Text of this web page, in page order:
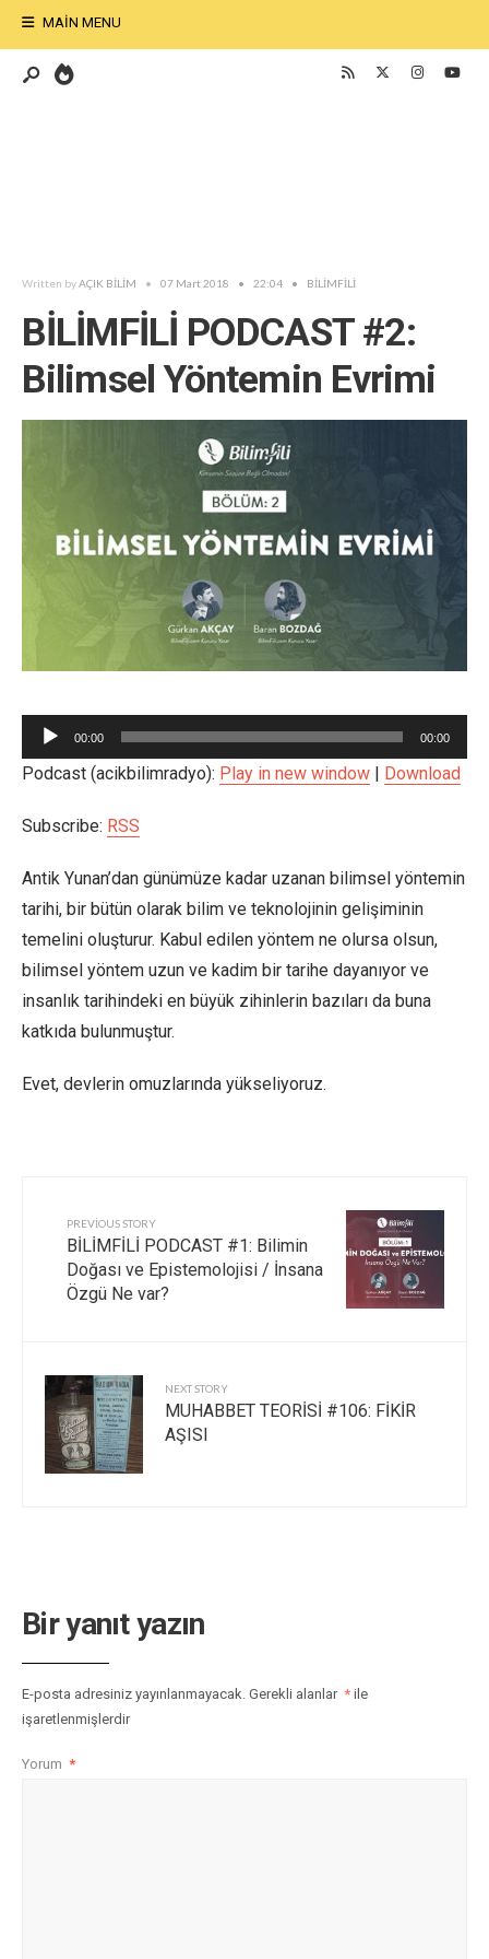
MAIN MENU
Written byAÇIK BİLİM • 07 Mart 2018 • 22:04 • BİLİMFİLİ
BİLİMFİLİ PODCAST #2:
Bilimsel Yöntemin Evrimi
Ses
oynatıcı
00:00 00:00
Podcast (acikbilimradyo): Play in new window | Download
Subscribe: RSS
Antik Yunan’dan günümüze kadar uzanan bilimsel yöntemin
tarihi, bir bütün olarak bilim ve teknolojinin gelişiminin
temelini oluşturur. Kabul edilen yöntem ne olursa olsun,
bilimsel yöntem uzun ve kadim bir tarihe dayanıyor ve
insanlık tarihindeki en büyük zihinlerin bazıları da buna
katkıda bulunmuştur.
Evet, devlerin omuzlarında yükseliyoruz.
PREVIOUS STORY
BİLİMFİLİ PODCAST #1: Bilimin
Doğası ve Epistemolojisi / İnsana
Özgü Ne var?
NEXT STORY
MUHABBET TEORİSİ #106: FİKİR
AŞISI
Bir yanıt yazın
E-posta adresiniz yayınlanmayacak. Gerekli alanlar * ile
işaretlenmişlerdir
Yorum *